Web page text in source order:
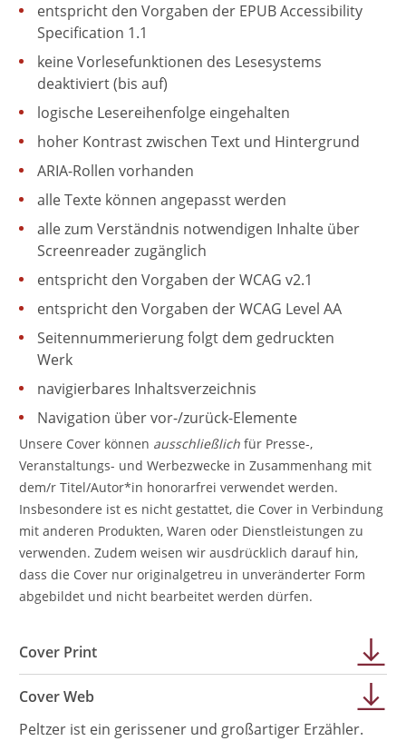
entspricht den Vorgaben der EPUB Accessibility
Specification 1.1
keine Vorlesefunktionen des Lesesystems
deaktiviert (bis auf)
logische Lesereihenfolge eingehalten
hoher Kontrast zwischen Text und Hintergrund
ARIA-Rollen vorhanden
alle Texte können angepasst werden
alle zum Verständnis notwendigen Inhalte über
Screenreader zugänglich
entspricht den Vorgaben der WCAG v2.1
entspricht den Vorgaben der WCAG Level AA
Seitennummerierung folgt dem gedruckten
Werk
navigierbares Inhaltsverzeichnis
Navigation über vor-/zurück-Elemente
Unsere Cover können ausschließlichfür Presse-,
Veranstaltungs- und Werbezwecke in Zusammenhang mit
dem/r Titel/Autor*in honorarfrei verwendet werden.
Insbesondere ist es nicht gestattet, die Cover in Verbindung
mit anderen Produkten, Waren oder Dienstleistungen zu
verwenden. Zudem weisen wir ausdrücklich darauf hin,
dass die Cover nur originalgetreu in unveränderter Form
abgebildet und nicht bearbeitet werden dürfen.
Cover Print
Cover Web
Peltzer ist ein gerissener und großartiger Erzähler.